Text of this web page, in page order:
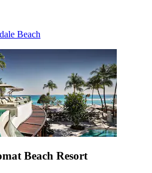
Beach
Beach Resort